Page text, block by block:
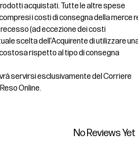
acquistati. Tutte le altre spese
i costi di consegna della merce
(ad eccezione dei costi
scelta dell’Acquirente di utilizzare
rispetto al tipo di consegna
servirsi esclusivamente del Corriere
Online.
No Reviews Yet